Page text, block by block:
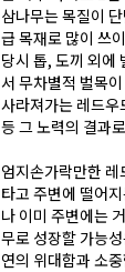
삼나무는 목질이
급 목재로 많이 쓰
당시 톱, 도끼 외에
서 무차별적 벌목
사라져가는 레드
등 그 노력의 결과
엄지손가락만한
타고 주변에 떨어
나 이미 주변에는
무로 성장할 가능
연의 위대함과 소